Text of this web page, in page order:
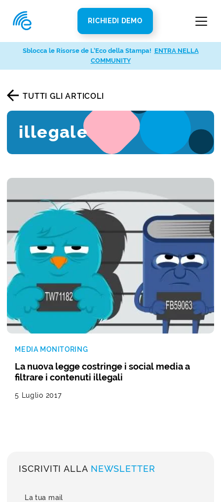
RICHIEDI DEMO
TUTTI GLI ARTICOLI
illegale
MEDIA MONITORING
La nuova legge costringe i social media a
filtrare i contenuti illegali
5 Luglio 2017
ISCRIVITI ALLA NEWSLETTER
Sblocca le Risorse de L’Eco della Stampa! ENTRA NELLA
COMMUNITY